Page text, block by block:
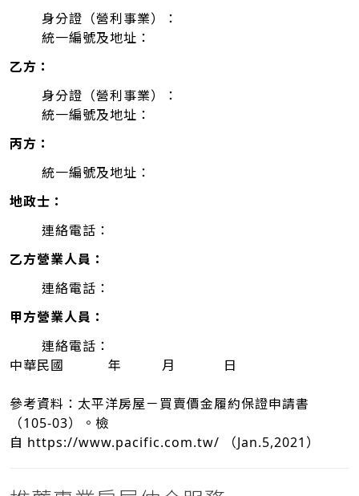
身分證（營利事業）：
統一編號及地址：
乙方：
身分證（營利事業）：
統一編號及地址：
丙方：
統一編號及地址：
地政士：
連絡電話：
乙方營業人員：
連絡電話：
甲方營業人員：
連絡電話：
中華民國 年 月 日
參考資料：太平洋房屋－買賣價金履約保證申請書
（105-03）。檢
自 https://www.pacific.com.tw/ （Jan.5,2021）